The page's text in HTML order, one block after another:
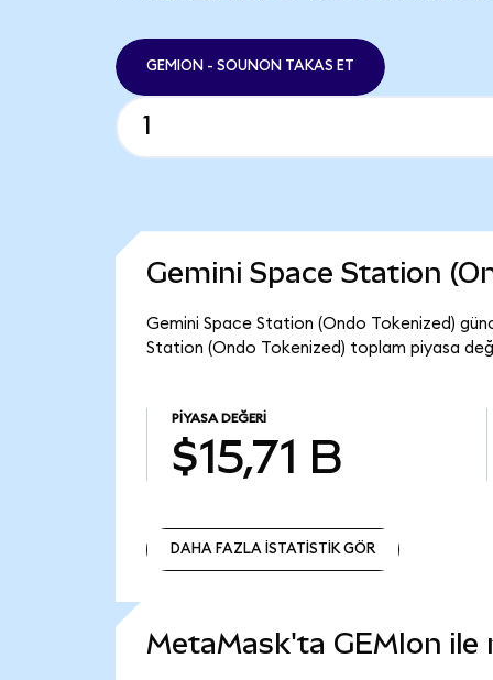
GEMION - SOUNON TAKAS ET
Gemini Space Station
Gemini Space Station (Ondo Tokenized)
Station (Ondo Tokenized) toplam piyasa
PIYASA DEĞERI
$15,71 B
DAHA FAZLA İSTATİSTİK GÖR
MetaMask'ta GEMIon ile